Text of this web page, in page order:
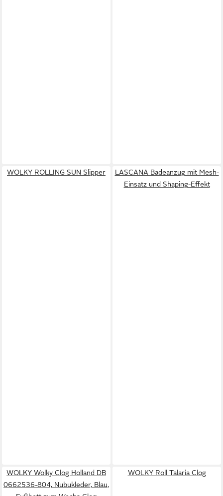
WOLKY ROLLING SUN Slipper
LASCANA Badeanzug mit Mesh-
Einsatz und Shaping-Effekt
WOLKY Wolky Clog Holland DB
0662536-804, Nubukleder, Blau,
WOLKY Roll Talaria Clog